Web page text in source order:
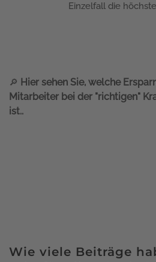
Einzelfall die
🔎 Hier sehen Sie, welche
Mitarbeiter bei der "richtigen"
ist..
Wie viele Beiträge